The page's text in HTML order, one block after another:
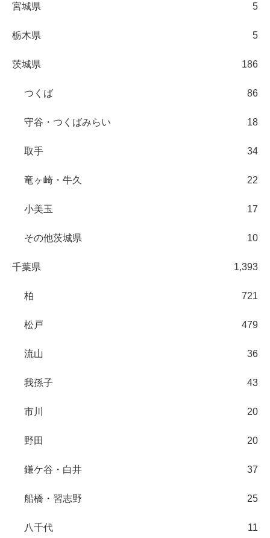
宮城県 5
栃木県 5
茨城県 186
つくば 86
守谷・つくばみらい 18
取手 34
竜ヶ崎・牛久 22
小美玉 17
その他茨城県 10
千葉県 1,393
柏 721
松戸 479
流山 36
我孫子 43
市川 20
野田 20
鎌ケ谷・白井 37
船橋・習志野 25
八千代 11